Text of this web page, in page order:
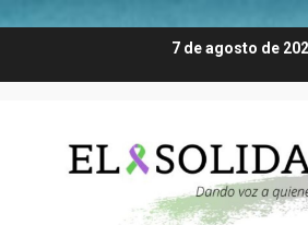
7 de agosto de